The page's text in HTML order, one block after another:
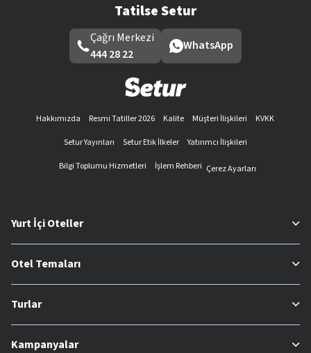
Tatilse Setur
Çağrı Merkezi
444 28 22
WhatsApp
Hakkımızda Resmi Tatiller 2026 Kalite Müşteri İlişkileri
KVKK
Setur Yayınları
Setur Etik İlkeler
Yatırımcı İlişkileri
Bilgi Toplumu Hizmetleri
İşlem Rehberi Çerez Ayarları
Yurt İçi Oteller
Otel Temaları
Turlar
Kampanyalar